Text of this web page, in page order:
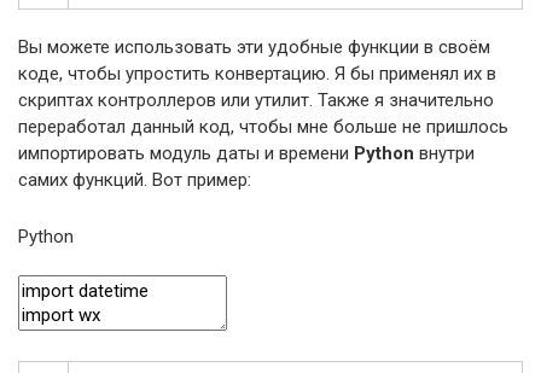
Вы можете использовать эти удобные функции в своём
коде, чтобы упростить конвертацию. Я бы применял их в
скриптах контроллеров или утилит. Также я значительно
переработал данный код, чтобы мне больше не пришлось
импортировать модуль даты и времени Python внутри
самих функций. Вот пример:
Python